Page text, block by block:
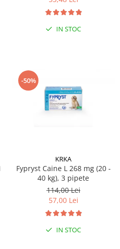
IN STOC
-50%
KRKA
Fypryst Caine L 268 mg (20 -
40 kg), 3 pipete
114,00 Lei
57,00 Lei
IN STOC